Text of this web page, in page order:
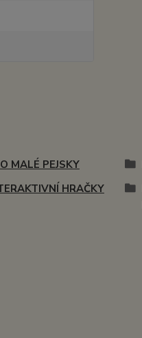
MALÉ PEJSKY
HRAČKY